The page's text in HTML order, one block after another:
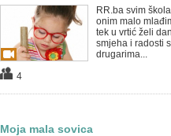
RR.ba svim
onim malo
tek u vrtić želi
smjeha i radosti
drugarima...
4
Moja mala sovica